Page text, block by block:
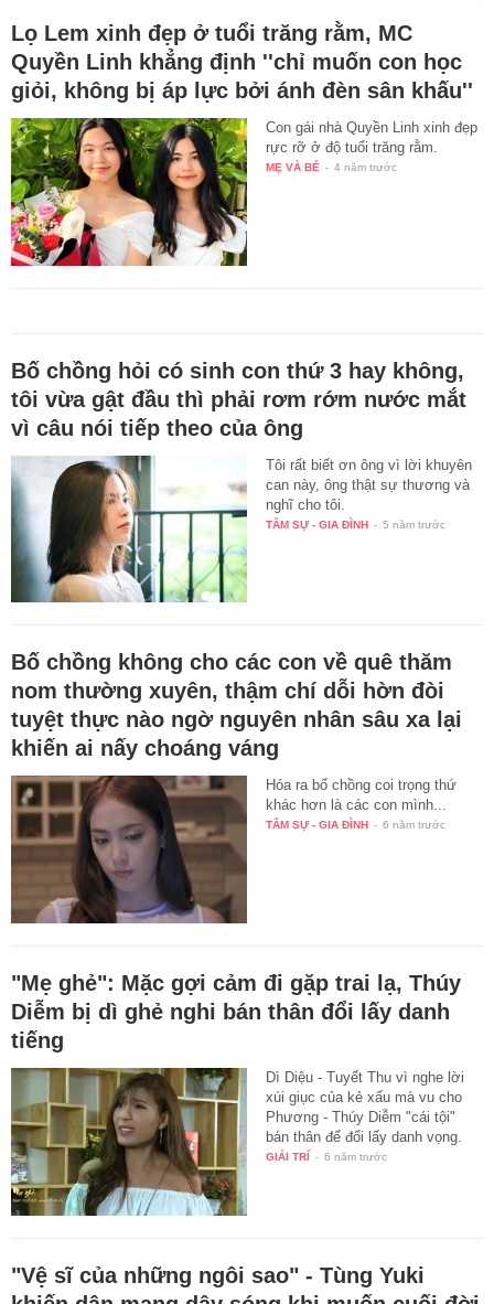
Lọ Lem xinh đẹp ở tuổi trăng rằm, MC
Quyền Linh khẳng định ''chỉ muốn con học
giỏi, không bị áp lực bởi ánh đèn sân khấu''
Con gái nhà Quyền Linh xinh đẹp
rực rỡ ở độ tuổi trăng rằm.
MẸ VÀ BÉ - 4 năm trước
Bố chồng hỏi có sinh con thứ 3 hay không,
tôi vừa gật đầu thì phải rơm rớm nước mắt
vì câu nói tiếp theo của ông
Tôi rất biết ơn ông vì lời khuyên
can này, ông thật sự thương và
nghĩ cho tôi.
TÂM SỰ - GIA ĐÌNH - 5 năm trước
Bố chồng không cho các con về quê thăm
nom thường xuyên, thậm chí dỗi hờn đòi
tuyệt thực nào ngờ nguyên nhân sâu xa lại
khiến ai nấy choáng váng
Hóa ra bố chồng coi trọng thứ
khác hơn là các con mình...
TÂM SỰ - GIA ĐÌNH - 6 năm trước
"Mẹ ghẻ": Mặc gợi cảm đi gặp trai lạ, Thúy
Diễm bị dì ghẻ nghi bán thân đổi lấy danh
tiếng
Dì Diệu - Tuyết Thu vì nghe lời
xúi giục của kẻ xấu mà vu cho
Phương - Thúy Diễm "cái tội"
bán thân để đổi lấy danh vọng.
GIẢI TRÍ - 6 năm trước
"Vệ sĩ của những ngôi sao" - Tùng Yuki